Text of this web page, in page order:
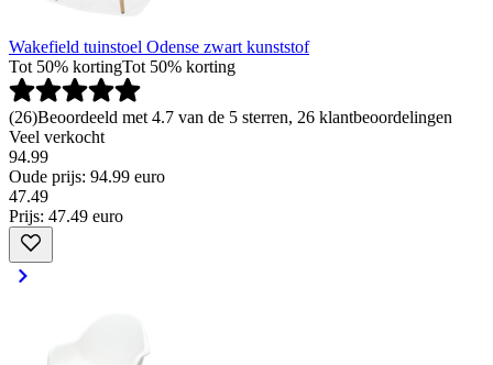
Wakefield tuinstoel Odense zwart kunststof
Tot 50% kortingTot 50% korting
(26)Beoordeeld met 4.7 van de 5 sterren, 26 klantbeoordelingen
Veel verkocht
94.99
Oude prijs: 94.99 euro
47.49
Prijs: 47.49 euro